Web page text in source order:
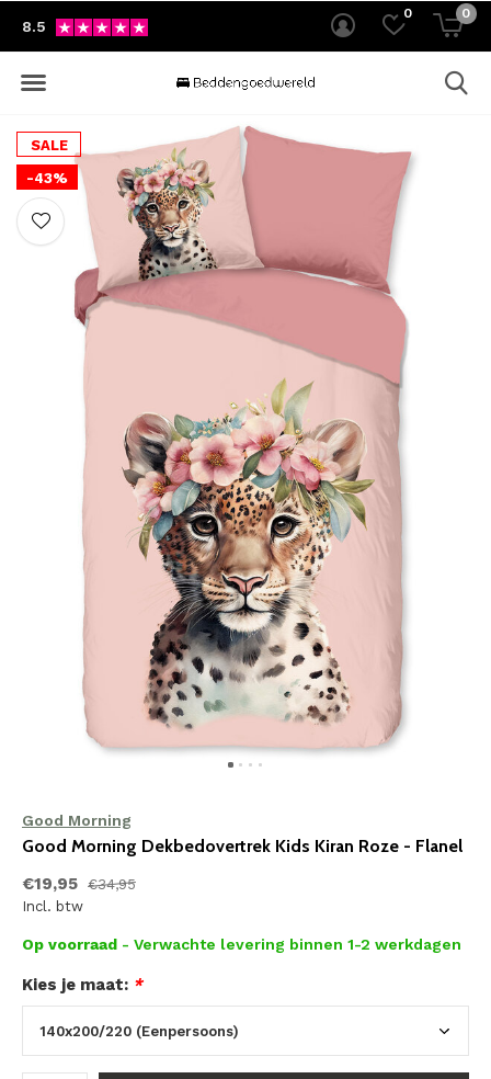
0 0
8.5
SALE
-43%
Good Morning
Good Morning Dekbedovertrek Kids Kiran Roze - Flanel
€19,95 €34,95
Incl. btw
Op voorraad - Verwachte levering binnen 1-2 werkdagen
Kies je maat: *